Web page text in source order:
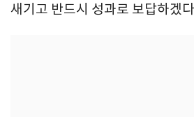
새기고 반드시 성과로 보답하겠